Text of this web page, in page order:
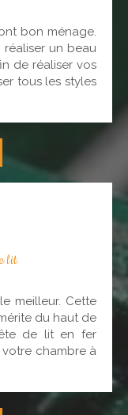
bon ménage.
un beau
de réaliser vos
tous les styles
lit
meilleur. Cette
du haut de
de lit en fer
chambre à